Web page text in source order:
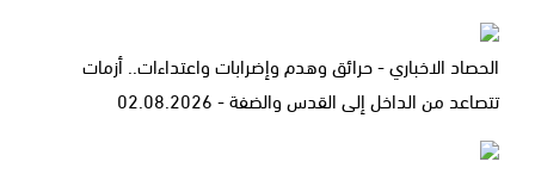
الحصاد الاخباري - حرائق وهدم وإضرابات واعتداءات.. أزمات
تتصاعد من الداخل إلى القدس والضفة - 02.08.2026